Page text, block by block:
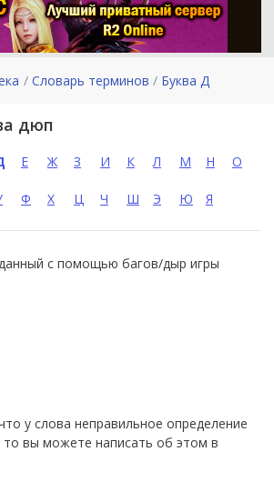
Словарь терминов Буква Д
дюп
Е Ж З И К Л М Н О
Ф Х Ц Ч Ш Э Ю Я
с помощью багов/дыр игры
у слова неправильное определение
вы можете написать об этом в